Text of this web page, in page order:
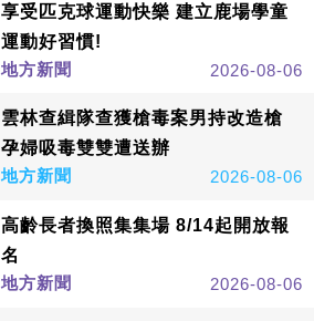
享受匹克球運動快樂 建立鹿場學童
運動好習慣!
地方新聞
2026-08-06
雲林查緝隊查獲槍毒案男持改造槍
孕婦吸毒雙雙遭送辦
地方新聞
2026-08-06
高齡長者換照集集場 8/14起開放報
名
地方新聞
2026-08-06